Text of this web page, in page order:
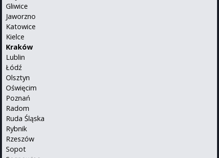
Gliwice
Jaworzno
Katowice
Kielce
Kraków
Lublin
Łódź
Olsztyn
Oświęcim
Poznań
Radom
Ruda Śląska
Rybnik
Rzeszów
Sopot